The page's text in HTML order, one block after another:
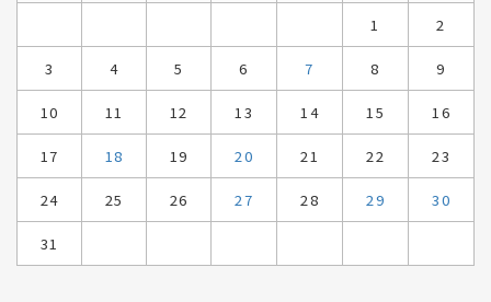
1
2
3 4 5 6 7 8 9
10 11 12 13 14 15 16
17 18 19 20 21 22 23
24 25 26 27 28 29 30
31